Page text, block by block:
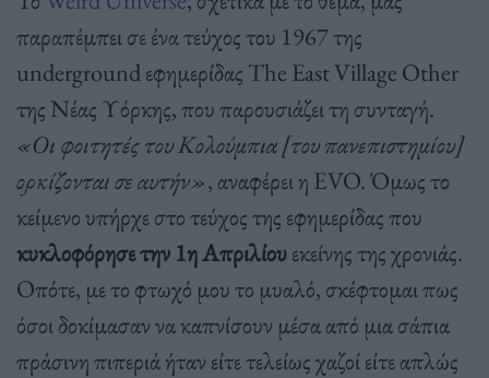
παραπέμπει σε ένα τεύχος του 1967 της
underground εφημερίδας The East Village Other
της Νέας Υόρκης, που παρουσιάζει τη συνταγή.
«Οι φοιτητές του Κολούμπια [του πανεπιστημίου]
ορκίζονται σε αυτήν», αναφέρει η EVO. Όμως το
κείμενο υπήρχε στο τεύχος της εφημερίδας που
κυκλοφόρησε την 1η Απριλίουεκείνης της χρονιάς.
Οπότε, με το φτωχό μου το μυαλό, σκέφτομαι πως
όσοι δοκίμασαν να καπνίσουν μέσα από μια σάπια
πράσινη πιπεριά ήταν είτε τελείως χαζοί είτε απλώς